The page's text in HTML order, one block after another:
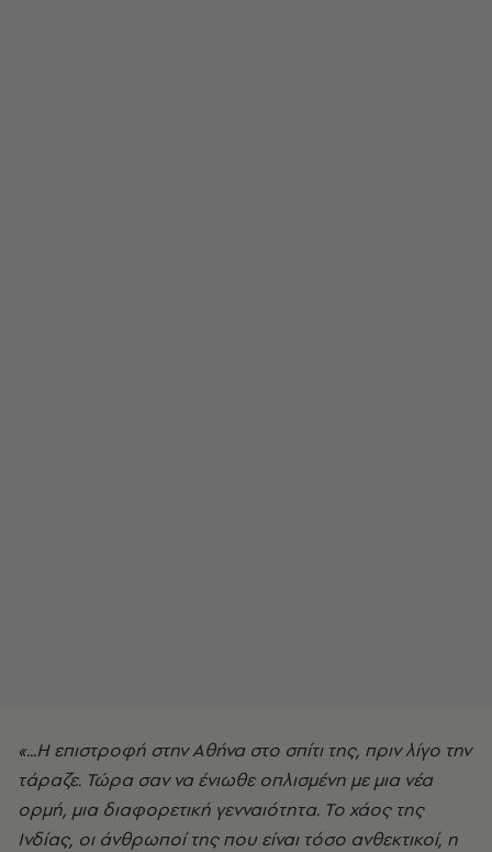
«...Η επιστροφή στην Αθήνα στο σπίτι της, πριν λίγο την
τάραζε. Τώρα σαν να ένιωθε οπλισμένη με μια νέα
ορμή, μια διαφορετική γενναιότητα. Το χάος της
Ινδίας, οι άνθρωποί της που είναι τόσο ανθεκτικοί, η